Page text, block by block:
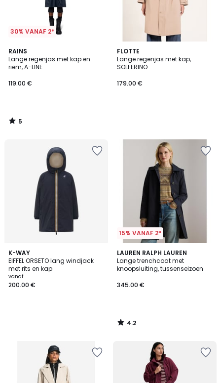
30% VANAF 2*
RAINS
Lange regenjas met kap en
riem, A-LINE
119.00 €
5
/
5
5
/
FLOTTE
Lange regenjas met kap,
SOLFERINO
179.00 €
K-WAY
EIFFEL ORSETO lang windjack
met rits en kap
vanaf
200.00 €
15% VANAF 2*
LAUREN RALPH LAUREN
Lange trenchcoat met
knoopsluiting, tussenseizoen
345.00 €
4.2
/ 5
4.2
/